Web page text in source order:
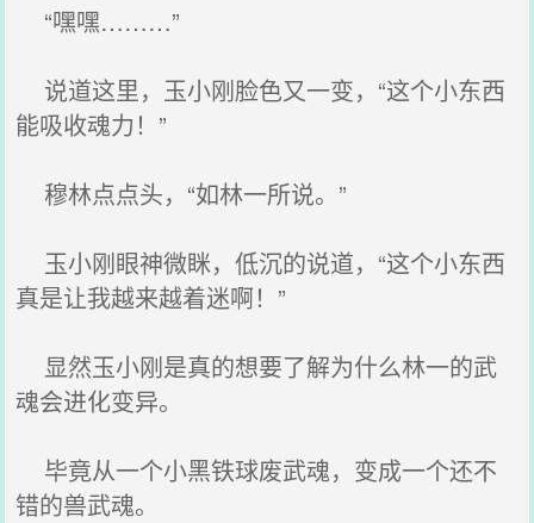
“嘿嘿………”
说道这里，玉小刚脸色又一变，“这个小东西
能吸收魂力！”
穆林点点头，“如林一所说。”
玉小刚眼神微眯，低沉的说道，“这个小东西
真是让我越来越着迷啊！”
显然玉小刚是真的想要了解为什么林一的武
魂会进化变异。
毕竟从一个小黑铁球废武魂，变成一个还不
错的兽武魂。